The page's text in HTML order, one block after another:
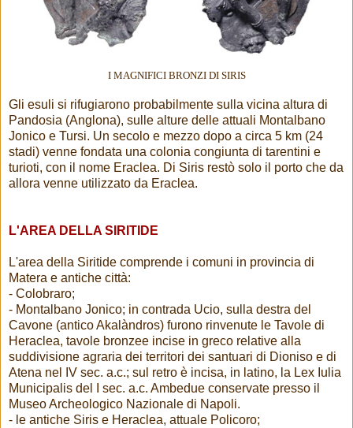
I MAGNIFICI BRONZI DI SIRIS
Gli esuli si rifugiarono probabilmente sulla vicina altura di
Pandosia (Anglona), sulle alture delle attuali Montalbano
Jonico e Tursi. Un secolo e mezzo dopo a circa 5 km (24
stadi) venne fondata una colonia congiunta di tarentini e
turioti, con il nome Eraclea. Di Siris restò solo il porto che da
allora venne utilizzato da Eraclea.
L'AREA DELLA SIRITIDE
L'area della Siritide comprende i comuni in provincia di
Matera e antiche città:
- Colobraro;
- Montalbano Jonico; in contrada Ucio, sulla destra del
Cavone (antico Akalàndros) furono rinvenute le Tavole di
Heraclea, tavole bronzee incise in greco relative alla
suddivisione agraria dei territori dei santuari di Dioniso e di
Atena nel IV sec. a.c.; sul retro è incisa, in latino, la Lex Iulia
Municipalis del I sec. a.c. Ambedue conservate presso il
Museo Archeologico Nazionale di Napoli.
- le antiche Siris e Heraclea, attuale Policoro;